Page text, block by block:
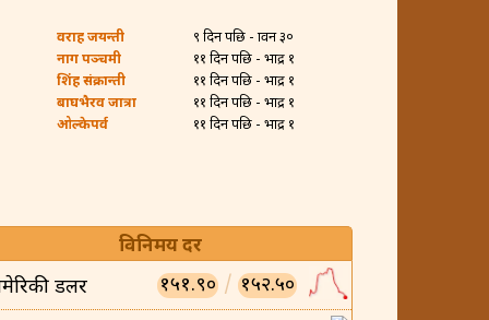
वराह जयन्ती
९ दिन पछि - श्रावन ३०
नाग पञ्चमी
११ दिन पछि - भाद्र १
शिंह संक्रान्ती
११ दिन पछि - भाद्र १
बाघभैरव जात्रा
११ दिन पछि - भाद्र १
ओल्केपर्व
११ दिन पछि - भाद्र १
विनिमय दर
डलर १५१.९० / १५२.५०